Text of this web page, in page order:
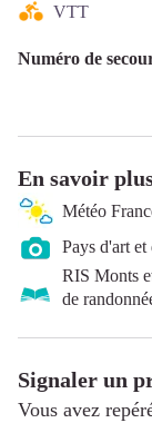
VTT
Numéro de
En savoir
Météo
Pays d'art
RIS Monts
de
Signaler un
Vous avez